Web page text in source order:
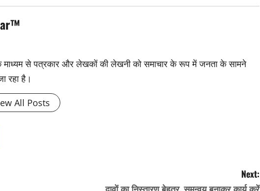
माध्यम से पत्रकार और लेखकों की लेखनी को समाचार के रूप में जनता के सामने
रहा है।
All Posts
Next:
दावों का निस्तारण बेहतर, समन्वय बनाकर कार्य करें